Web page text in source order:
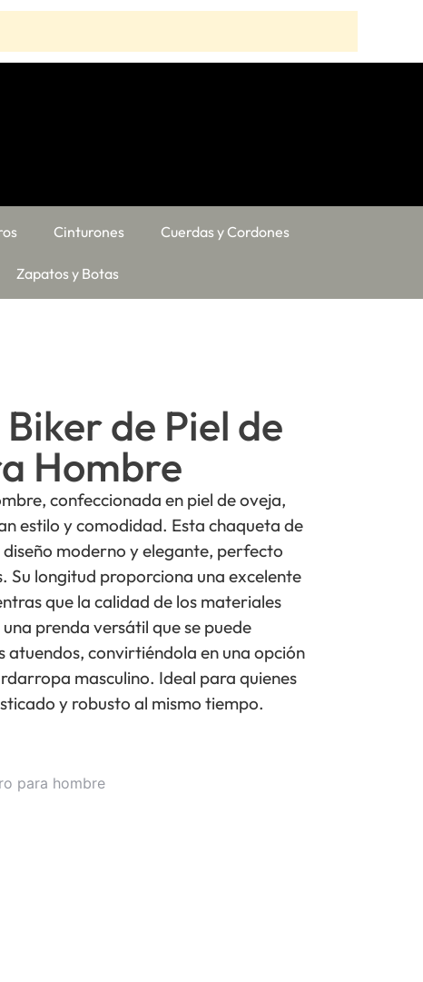
Cinturones Cuerdas y Cordones
Zapatos y Botas
de Piel de
Hombre
confeccionada en piel de oveja,
estilo y comodidad. Esta chaqueta de
moderno y elegante, perfecto
Su longitud proporciona una excelente
que la calidad de los materiales
prenda versátil que se puede
atuendos, convirtiéndola en una opción
masculino. Ideal para quienes
y robusto al mismo tiempo.
para hombre